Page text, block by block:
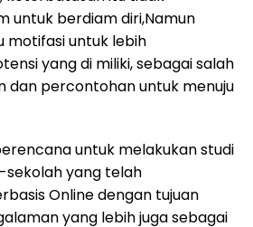
untuk berdiam diri,Namun
motifasi untuk lebih
yang di miliki, sebagai salah
dan percontohan untuk menuju
untuk melakukan studi
sekolah yang telah
Online dengan tujuan
yang lebih juga sebagai